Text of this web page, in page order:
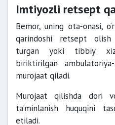
Imtiyozli retsept
Bemor, uning ota-onasi,
qarindoshi retsept
turgan yoki tibbiy
biriktirilgan
murojaat qiladi.
Murojaat qilishda dori
ta’minlanish huquqini
etiladi.